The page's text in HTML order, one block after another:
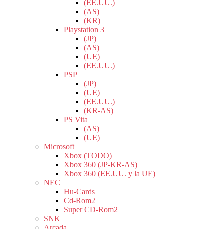
(EE.UU.)
(AS)
(KR)
Playstation 3
(JP)
(AS)
(UE)
(EE.UU.)
PSP
(JP)
(UE)
(EE.UU.)
(KR-AS)
PS Vita
(AS)
(UE)
Microsoft
Xbox (TODO)
Xbox 360 (JP-KR-AS)
Xbox 360 (EE.UU. y la UE)
NEC
Hu-Cards
Cd-Rom2
Super CD-Rom2
SNK